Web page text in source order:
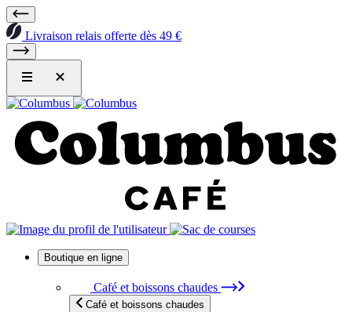
Livraison relais offerte dès 49 €
Boutique en ligne
Café et boissons chaudes
Café et boissons chaudes